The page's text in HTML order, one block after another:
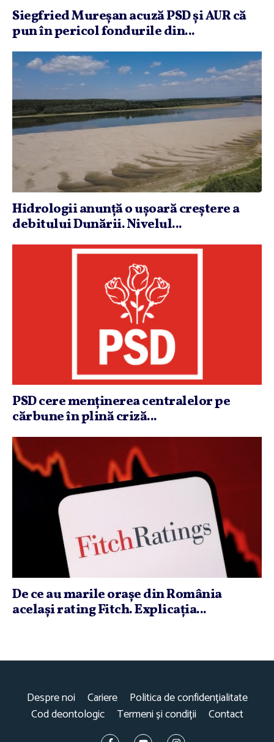
Siegfried Mureşan acuză PSD şi AUR că
pun în pericol fondurile din...
Hidrologii anunţă o uşoară creştere a
debitului Dunării. Nivelul...
PSD cere menţinerea centralelor pe
cărbune în plină criză...
De ce au marile oraşe din România
acelaşi rating Fitch. Explicaţia...
Despre noi Cariere
Politica de confidențialitate
Cod deontologic
Termeni și condiții Contact